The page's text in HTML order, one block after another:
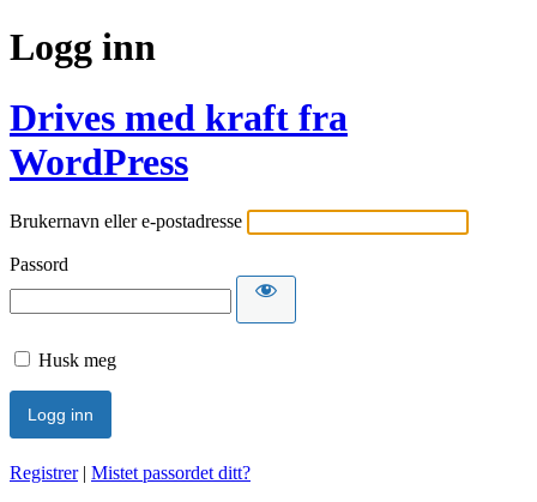
Logg inn
Drives med kraft fra
WordPress
Brukernavn eller e-postadresse
Passord
Husk meg
Registrer| Mistet passordet ditt?